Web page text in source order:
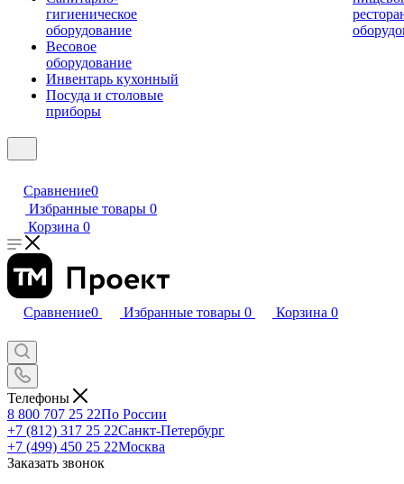
гигиеническое
оборудование
Весовое
оборудование
Инвентарь кухонный
Посуда и столовые
приборы
Сравнение0
Избранные товары 0
Корзина 0
Сравнение0 Избранные товары 0 Корзина 0
Телефоны
8 800 707 25 22По России
+7 (812) 317 25 22Санкт-Петербург
+7 (499) 450 25 22Москва
Заказать звонок